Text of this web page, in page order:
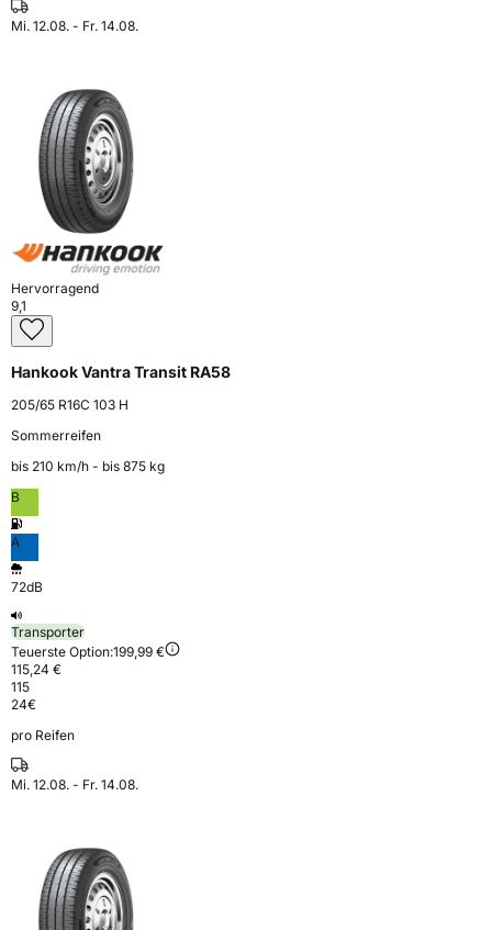
Mi. 12.08. - Fr. 14.08.
Hervorragend
9,1
Hankook Vantra Transit RA58
205/65 R16C 103 H
Sommerreifen
bis 210 km⁠/⁠h - bis 875 kg
B
A
72dB
Transporter
Teuerste Option:199,99 €
115,24 €
115
24€
pro Reifen
Mi. 12.08. - Fr. 14.08.